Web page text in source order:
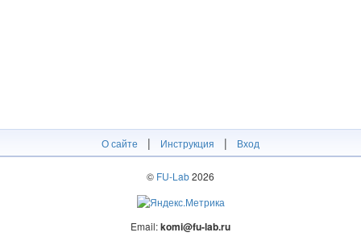
О сайте | Инструкция | Вход
© FU-Lab2026
Email:komi@fu-lab.ru